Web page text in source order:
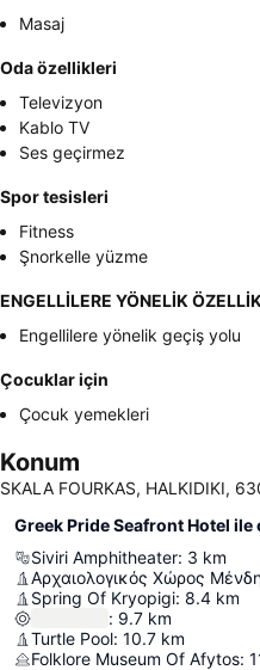
Masaj
Oda özellikleri
Televizyon
Kablo TV
Ses geçirmez
Spor tesisleri
Fitness
Şnorkelle yüzme
ENGELLİLERE YÖNELİK
Engellilere yönelik geçiş yolu
Çocuklar için
Çocuk yemekleri
Konum
SKALA FOURKAS, HALKIDIKI,
Greek Pride Seafront Hotel ile
Siviri Amphitheater: 3 km
Αρχαιολογικός Χώρος
Spring Of Kryopigi: 8.4 km
: 9.7 km
Turtle Pool: 10.7 km
Folklore Museum Of Afytos: